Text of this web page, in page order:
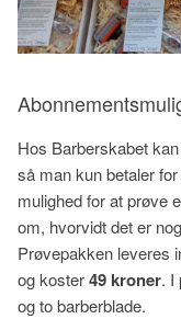
Hos Barberskabet
så man kun betaler
mulighed for at prøve
om, hvorvidt det er
Prøvepakken leveres
og koster49 kroner. I
og to barberblade.